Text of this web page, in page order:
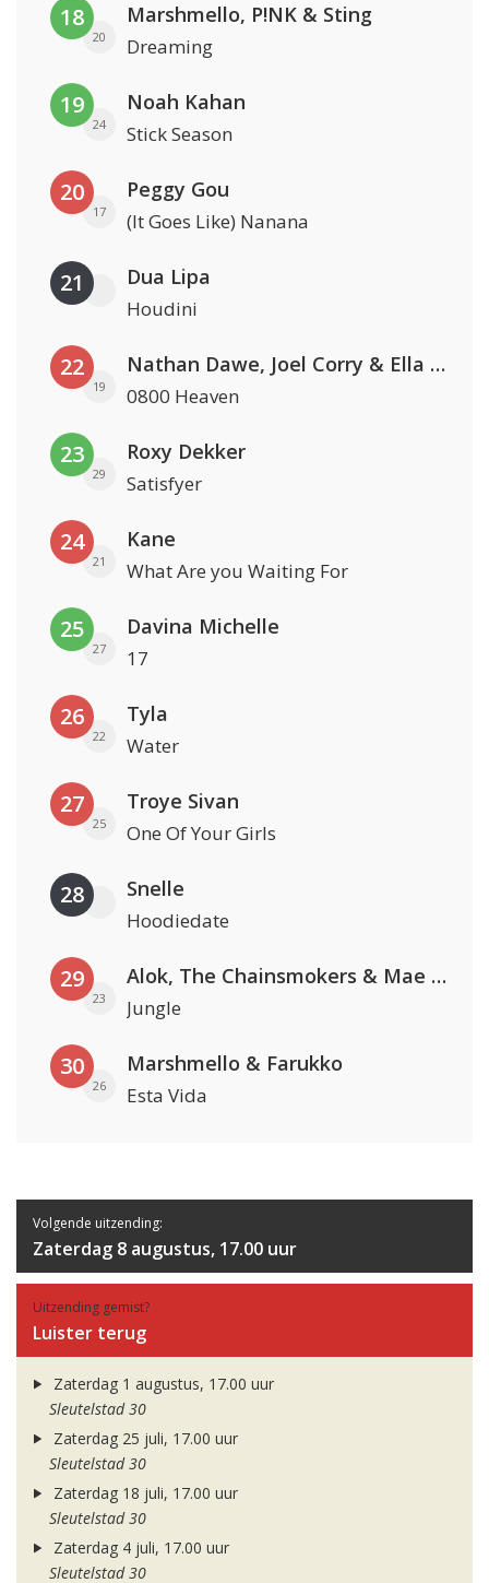
18
20
Marshmello, P!NK & Sting
Dreaming
19
24
Noah Kahan
Stick Season
20
17
Peggy Gou
(It Goes Like) Nanana
21 Dua Lipa
Houdini
22
19
Nathan Dawe, Joel Corry & Ella Henderson
0800 Heaven
23
29
Roxy Dekker
Satisfyer
24
21
Kane
What Are you Waiting For
25
27
Davina Michelle
17
26
22
Tyla
Water
27
25
Troye Sivan
One Of Your Girls
28 Snelle
Hoodiedate
29
23
Alok, The Chainsmokers & Mae Stephens
Jungle
30
26
Marshmello & Farukko
Esta Vida
Volgende uitzending:
Zaterdag 8 augustus, 17.00 uur
Uitzending gemist?
Luister terug
Zaterdag 1 augustus, 17.00 uur
Sleutelstad 30
Zaterdag 25 juli, 17.00 uur
Sleutelstad 30
Zaterdag 18 juli, 17.00 uur
Sleutelstad 30
Zaterdag 4 juli, 17.00 uur
Sleutelstad 30